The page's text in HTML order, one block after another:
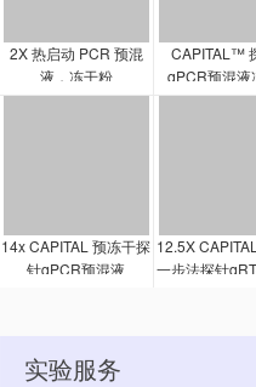
2X 热启动 PCR 预混
液，冻干粉
CAPITAL™
qPCR预混液
14x CAPITAL 预冻干探
针qPCR预混液
12.5X
一步法探针
实验服务